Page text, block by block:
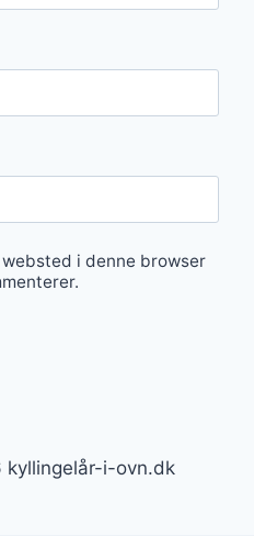
i denne browser
i-ovn.dk